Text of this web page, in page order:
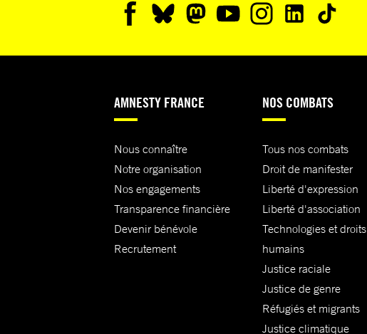
AMNESTY FRANCE
Nous connaître
Notre organisation
Nos engagements
Transparence financière
Devenir bénévole
Recrutement
NOS COMBATS
Tous nos combats
Droit de manifester
Liberté d'expression
Liberté d'association
Technologies et droits
humains
Justice raciale
Justice de genre
Réfugiés et migrants
Justice climatique